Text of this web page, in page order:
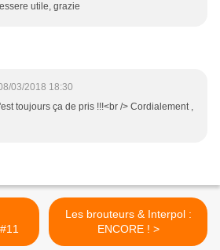
utile, grazie
03/2018 18:30
toujours ça de pris !!!<br /> Cordialement ,
Les brouteurs & Interpol :
ENCORE ! >